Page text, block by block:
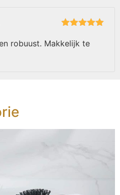
5uit 5
robuust. Makkelijk te